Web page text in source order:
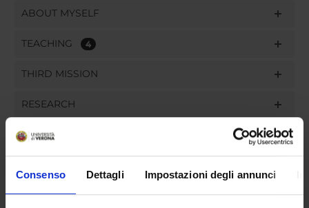
Consenso Dettagli Impostazioni degli annunci
ABOUT MYSELF
TEACHING 4
THIRD MISSION
RESEARCH
PROJECTS
ASSIGNMENTS